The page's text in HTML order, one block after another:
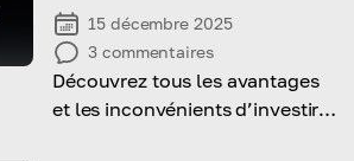
15 décembre 2025
3 commentaires
Découvrez tous les avantages
et les inconvénients d’investir